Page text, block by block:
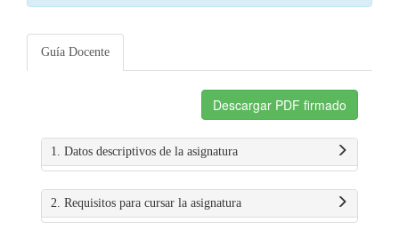
Guía Docente
Descargar PDF firmado
1. Datos descriptivos de la asignatura
2. Requisitos para cursar la asignatura